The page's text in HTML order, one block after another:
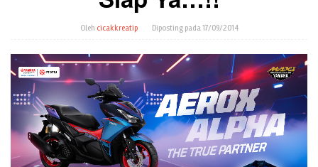
Oleh cicakkreatip Diposting pada17/09/2014